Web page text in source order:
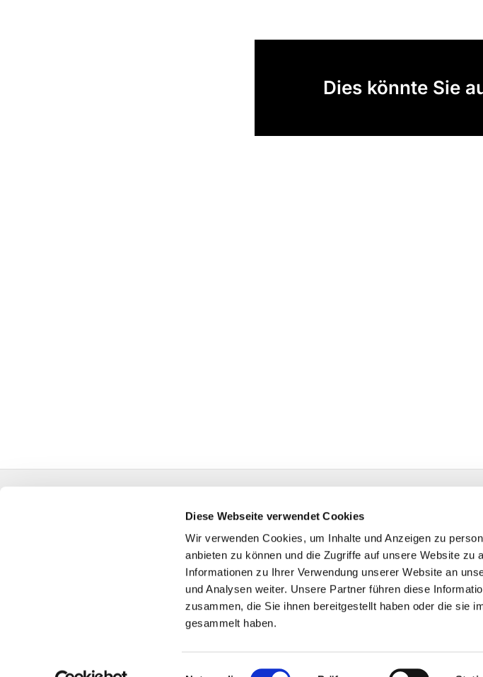
Diese Webseite verwendet Cookies
Wir verwenden Cookies, um Inhalte und Anzeigen zu
anbieten zu können und die Zugriffe auf unsere Website zu
Informationen zu Ihrer Verwendung unserer Website an
und Analysen weiter. Unsere Partner führen diese
zusammen, die Sie ihnen bereitgestellt haben oder die sie
gesammelt haben.
Einwilligungsauswahl
Dies könnte Sie
Dietrich-Bonhoeffer-Platz 1
45739 Oer-Erkenschwick
Telefon:
02368 1461
gemeindebuero@evangelisch-in-oe.de